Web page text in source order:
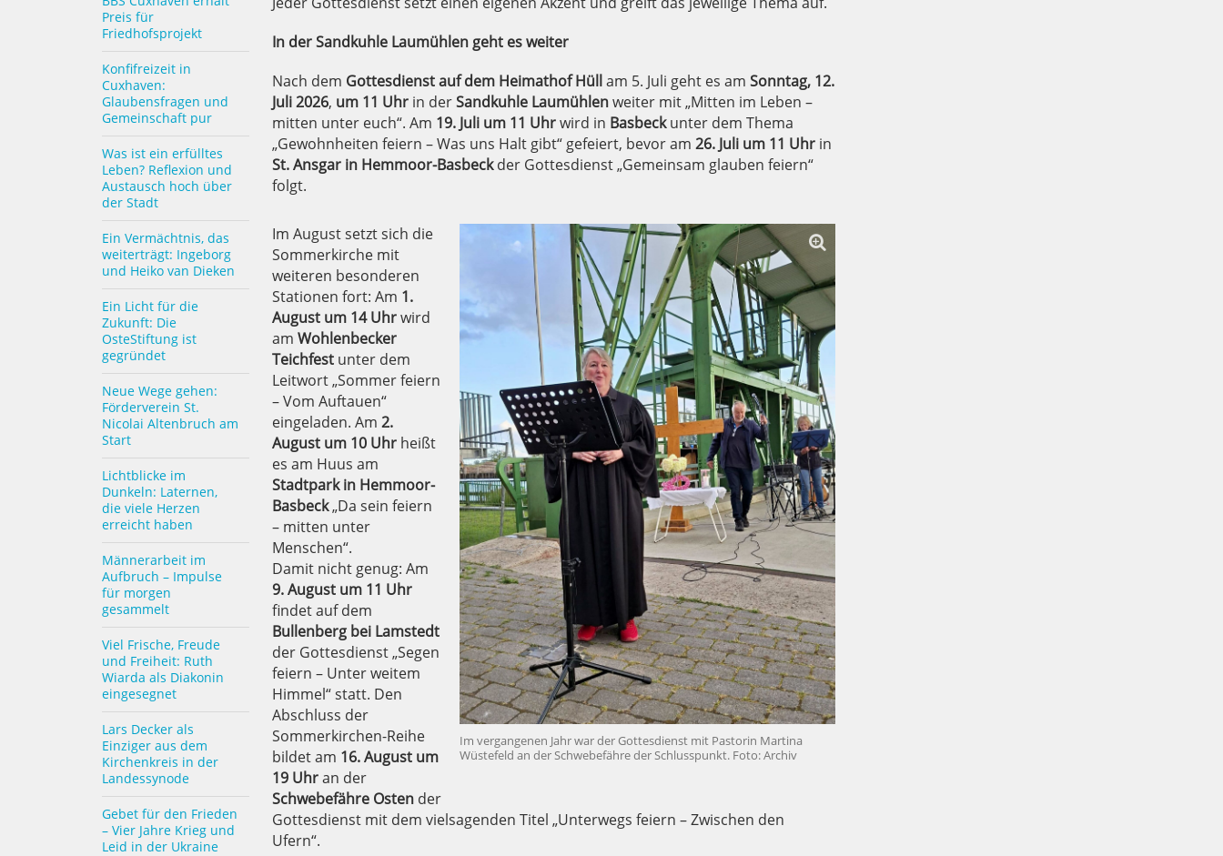
Preis für
Friedhofsprojekt
Konfifreizeit in
Cuxhaven:
Glaubensfragen und
Gemeinschaft pur
Was ist ein erfülltes
Leben? Reflexion und
Austausch hoch über
der Stadt
Ein Vermächtnis, das
weiterträgt: Ingeborg
und Heiko van Dieken
Ein Licht für die
Zukunft: Die
OsteStiftung ist
gegründet
Neue Wege gehen:
Förderverein St.
Nicolai Altenbruch am
Start
Lichtblicke im
Dunkeln: Laternen,
die viele Herzen
erreicht haben
Männerarbeit im
Aufbruch – Impulse
für morgen
gesammelt
Viel Frische, Freude
und Freiheit: Ruth
Wiarda als Diakonin
eingesegnet
Lars Decker als
Einziger aus dem
Kirchenkreis in der
Landessynode
Gebet für den Frieden
– Vier Jahre Krieg und
Leid in der Ukraine
In der Sandkuhle Laumühlen geht es weiter
Nach dem Gottesdienst auf dem Heimathof Hüll am 5. Juli geht es am Sonntag, 12.
Juli 2026, um 11 Uhrin derSandkuhle Laumühlenweiter mit „Mitten im Leben –
mitten unter euch“. Am 19. Juli um 11 Uhrwird in Basbeckunter dem Thema
„Gewohnheiten feiern – Was uns Halt gibt“ gefeiert, bevor am 26. Juli um 11 Uhrin
St. Ansgar in Hemmoor-Basbeckder Gottesdienst „Gemeinsam glauben feiern“
folgt.
Im vergangenen Jahr war der Gottesdienst mit Pastorin Martina
Wüstefeld an der Schwebefähre der Schlusspunkt. Foto: Archiv
Im August setzt sich die
Sommerkirche mit
weiteren besonderen
Stationen fort: Am 1.
August um 14 Uhrwird
am Wohlenbecker
Teichfestunter dem
Leitwort „Sommer feiern
– Vom Auftauen“
eingeladen. Am 2.
August um 10 Uhr heißt
es am Huus am
Stadtpark in Hemmoor-
Basbeck„Da sein feiern
– mitten unter
Menschen“.
Damit nicht genug: Am
9. August um 11 Uhr
findet auf dem
Bullenberg bei Lamstedt
der Gottesdienst „Segen
feiern – Unter weitem
Himmel“ statt. Den
Abschluss der
Sommerkirchen-Reihe
bildet am 16. August um
19 Uhran der
Schwebefähre Ostender
Gottesdienst mit dem vielsagenden Titel „Unterwegs feiern – Zwischen den
Ufern“.